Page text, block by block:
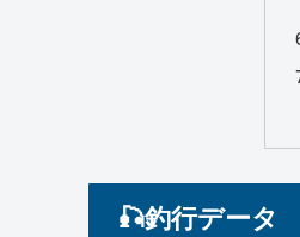
🎣釣行データ